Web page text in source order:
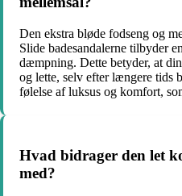
Den ekstra bløde fodseng og
Slide badesandalerne tilbyder
dæmpning. Dette betyder, at
og lette, selv efter længere tids
følelse af luksus og komfort,
Hvad bidrager den let
med?